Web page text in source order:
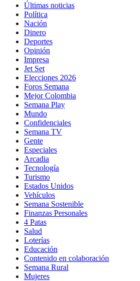
Últimas noticias
Política
Nación
Dinero
Deportes
Opinión
Impresa
Jet Set
Elecciones 2026
Foros Semana
Mejor Colombia
Semana Play
Mundo
Confidenciales
Semana TV
Gente
Especiales
Arcadia
Tecnología
Turismo
Estados Unidos
Vehículos
Semana Sostenible
Finanzas Personales
4 Patas
Salud
Loterías
Educación
Contenido en colaboración
Semana Rural
Mujeres